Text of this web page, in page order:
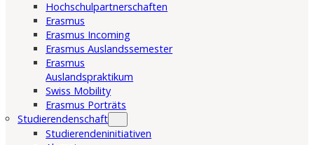
Hochschulpartnerschaften
Erasmus
Erasmus Incoming
Erasmus Auslandssemester
Erasmus
Auslandspraktikum
Swiss Mobility
Erasmus Porträts
Studierendenschaft
Studierendeninitiativen